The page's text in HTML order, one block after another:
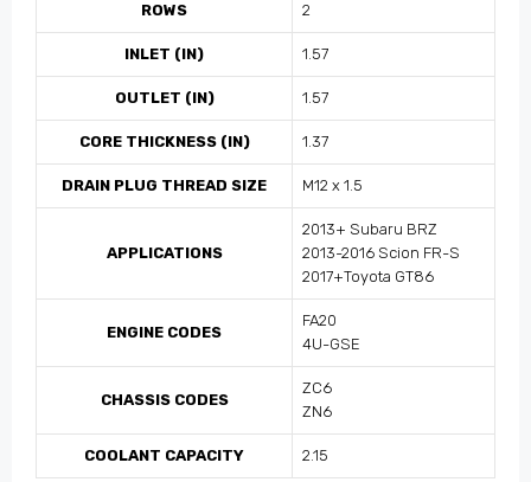
ROWS 2
INLET (IN) 1.57
OUTLET (IN) 1.57
CORE THICKNESS (IN) 1.37
DRAIN PLUG THREAD SIZE M12 x 1.5
APPLICATIONS
2013+ Subaru BRZ
2013-2016 Scion FR-S
2017+Toyota GT86
ENGINE CODES
FA20
4U-GSE
CHASSIS CODES
ZC6
ZN6
COOLANT CAPACITY 2.15